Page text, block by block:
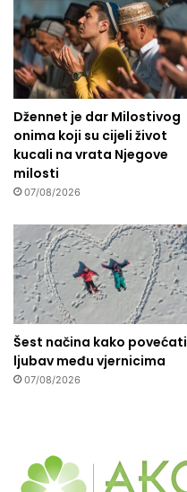
Džennet je dar Milostivog
onima koji su cijeli život
kucali na vrata Njegove
milosti
07/08/2026
Šest načina kako povećati
ljubav među vjernicima
07/08/2026